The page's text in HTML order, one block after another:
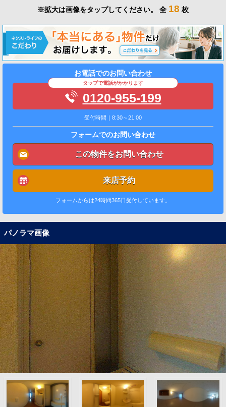
※拡大は画像をタップしてください。 全 18 枚
お電話でのお問い合わせ
タップで電話がかかります
0120-955-199
受付時間｜8:30～21:00
フォームでのお問い合わせ
この物件をお問い合わせ
来店予約
フォームからは24時間365日受付しています。
パノラマ画像